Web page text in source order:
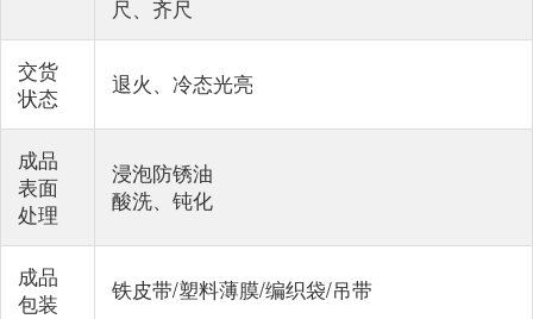
尺、齐尺
交货
状态
退火、冷态光亮
成品
表面
处理
浸泡防锈油
酸洗、钝化
成品
包装
铁皮带/塑料薄膜/编织袋/吊带